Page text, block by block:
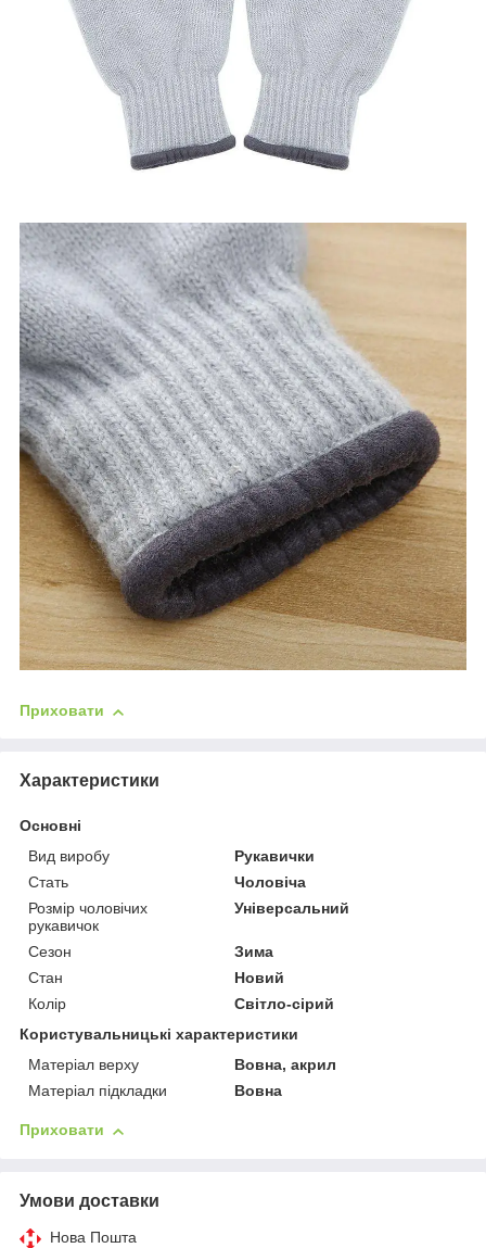
Приховати
Характеристики
Основні
Вид виробу
Рукавички
Стать
Чоловіча
Розмір чоловічих
рукавичок
Універсальний
Сезон
Зима
Стан
Новий
Колір
Світло-сірий
Користувальницькі характеристики
Матеріал верху
Вовна, акрил
Матеріал підкладки
Вовна
Приховати
Умови доставки
Нова Пошта